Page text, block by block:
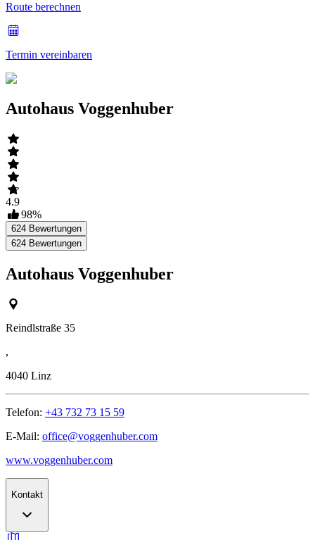
Route berechnen
Termin vereinbaren
Autohaus Voggenhuber
4.9
98%
624 Bewertungen
624 Bewertungen
Autohaus Voggenhuber
Reindlstraße 35
,
4040 Linz
Telefon: +43 732 73 15 59
E-Mail: office@voggenhuber.com
www.voggenhuber.com
Kontakt